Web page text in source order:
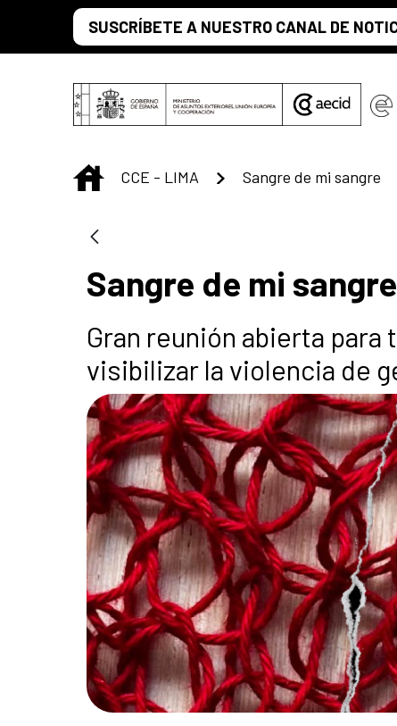
Saltar al contenido principal
SUSCRÍBETE A NUESTRO CANAL DE
INICIO
CCE - LIMA Sangre de mi sangre
Sangre de mi sangre
Gran reunión abierta
visibilizar la violencia de